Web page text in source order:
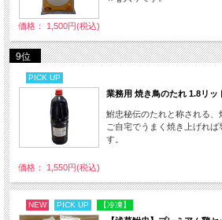
価格： 1,500円(税込)
9位
PICK UP
業務用 焼き鳥のたれ 1.8リッ
鮒忠秘伝のたれと称される、
ご自宅でうまく焼き上げれ
す。
価格： 1,550円(税込)
NEW PICK UP 【冷凍】